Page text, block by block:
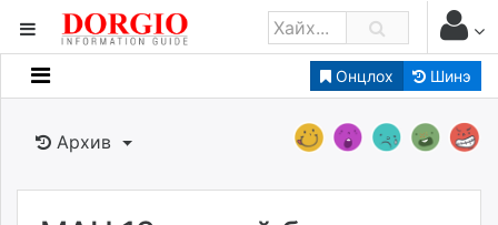
Онцлох Шинэ
Мэдээллийн
Банк санхүү
Бизнес ААН
Төрийн
Архив